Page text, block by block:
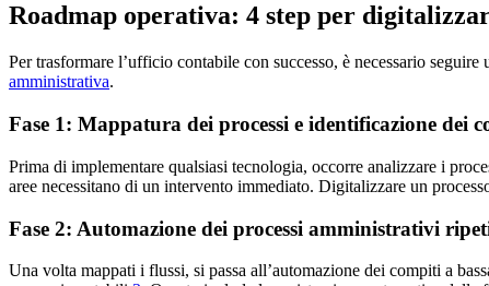
Roadmap operativa: 4 step per
Per trasformare l’ufficio contabile con successo, è necessario
amministrativa.
Fase 1: Mappatura dei processi e identificazione dei
Prima di implementare qualsiasi tecnologia, occorre analizzare i
aree necessitano di un intervento immediato. Digitalizzare un
Fase 2: Automazione dei processi amministrativi
Una volta mappati i flussi, si passa all’automazione dei compiti a